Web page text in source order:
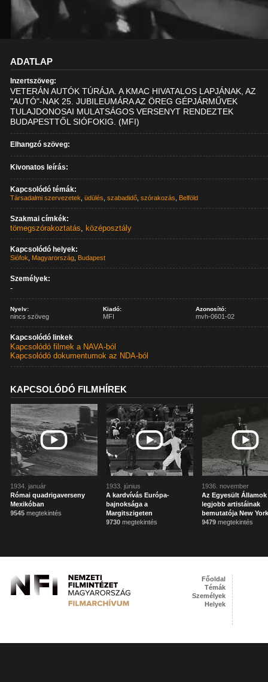
ADATLAP
Inzertszöveg:
VETERÁN AUTÓK TÚRÁJA. A KMAC HIVATALOS LAPJÁNAK, AZ
"AUTÓ"-NAK 25. JUBILEUMÁRA AZ ÖREG GÉPJÁRMŰVEK
TULAJDONOSAI MULATSÁGOS VERSENYT RENDEZTEK
BUDAPESTTŐL SIÓFOKIG. (MFI)
Elhangzó szöveg:
Kivonatos leírás:
Kapcsolódó témák:
Társadalmi szervezetek ,üdülés ,szabadidő ,szórakozás Belföld
Szakmai címkék:
tömegszórakoztatás, középosztály
Kapcsolódó helyek:
Siófok
Magyarország Budapest
Személyek:
-
Nyelv:
nincs szöveg
Kiadó:
MFI
Azonosító:
mvh-0601-02
Kapcsolódó linkek
Kapcsolódó filmek a NAVA-ból
Kapcsolódó dokumentumok az NDA-ból
KAPCSOLÓDÓ FILMHÍREK
1934. január
Római quadrigaverseny
Mexikóban
9545 megtekintés
1933. június
A kardvívás Európa-
bajnoksága a
Margitszigeten
9730 megtekintés
1936. november
Az Egyesült Államok
legjobb artistáinak
bemutatója New
9479 megtekintés
Főoldal
Témák
Személyek
Helyek